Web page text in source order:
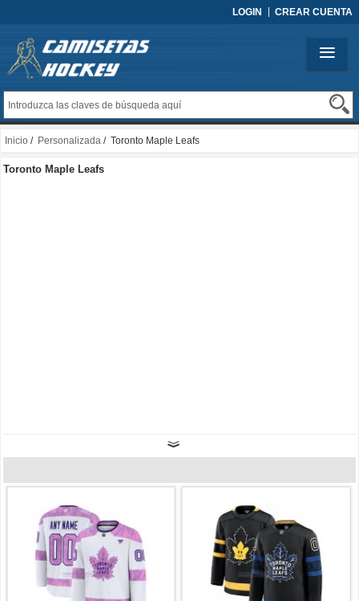
LOGIN CREAR CUENTA
Inicio / Personalizada / Toronto Maple Leafs
Toronto Maple Leafs